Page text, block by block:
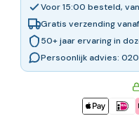
Voor 15:00 besteld,
Gratis verzending
50+ jaar ervaring in
Persoonlijk advies: